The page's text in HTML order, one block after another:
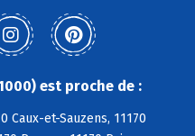
est proche de :
Caux-et-Sauzens, 11170